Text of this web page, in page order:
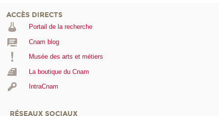
ACCÈS DIRECTS
Portail de la recherche
Cnam blog
Musée des arts et métiers
La boutique du Cnam
IntraCnam
RÉSEAUX SOCIAUX